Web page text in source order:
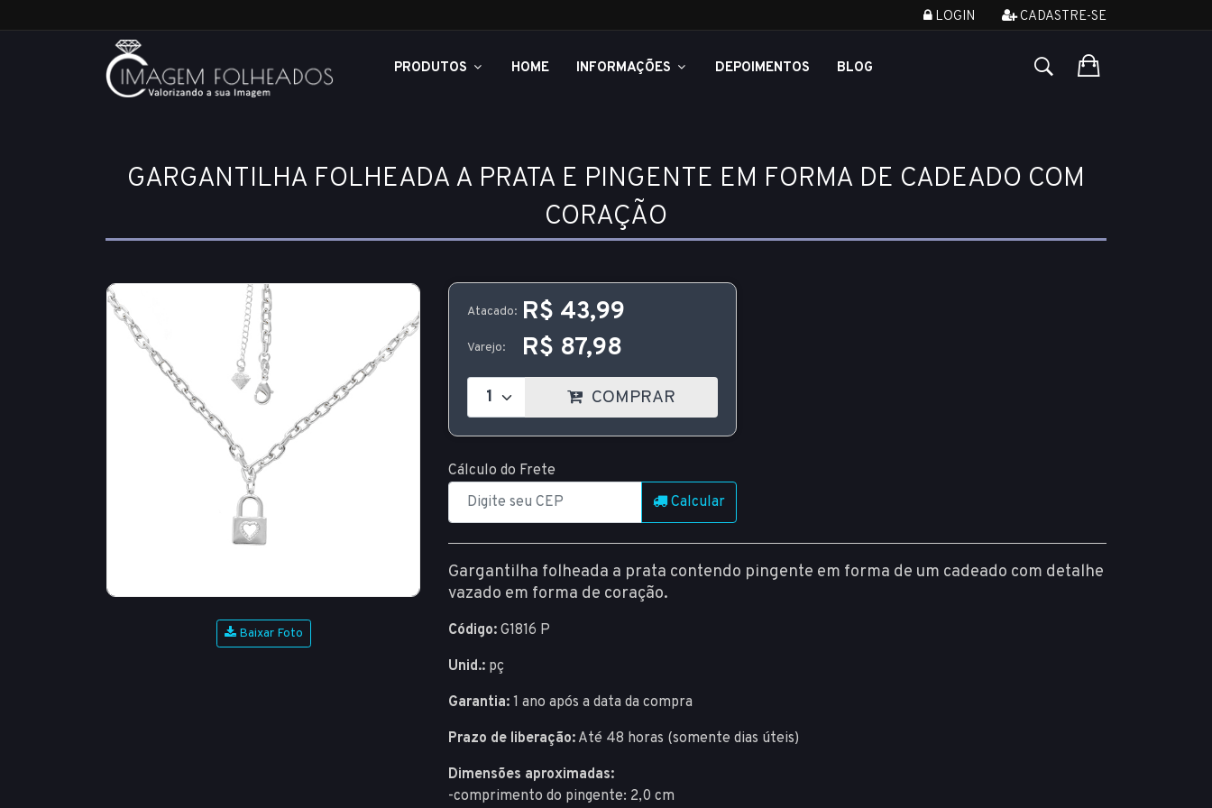
LOGIN CADASTRE-SE
PRODUTOS HOME INFORMAÇÕES DEPOIMENTOS BLOG
GARGANTILHA FOLHEADA A PRATA E PINGENTE EM FORMA DE CADEADO COM
CORAÇÃO
Baixar Foto
Atacado: R$ 43,99
Varejo: R$ 87,98
COMPRAR
Cálculo do Frete
Calcular
Gargantilha folheada a prata contendo pingente em forma de um cadeado com detalhe
vazado em forma de coração.
Código: G1816 P
Unid.: pç
Garantia: 1 ano após a data da compra
Prazo de liberação: Até 48 horas (somente dias úteis)
Dimensões aproximadas:
-comprimento do pingente: 2,0 cm